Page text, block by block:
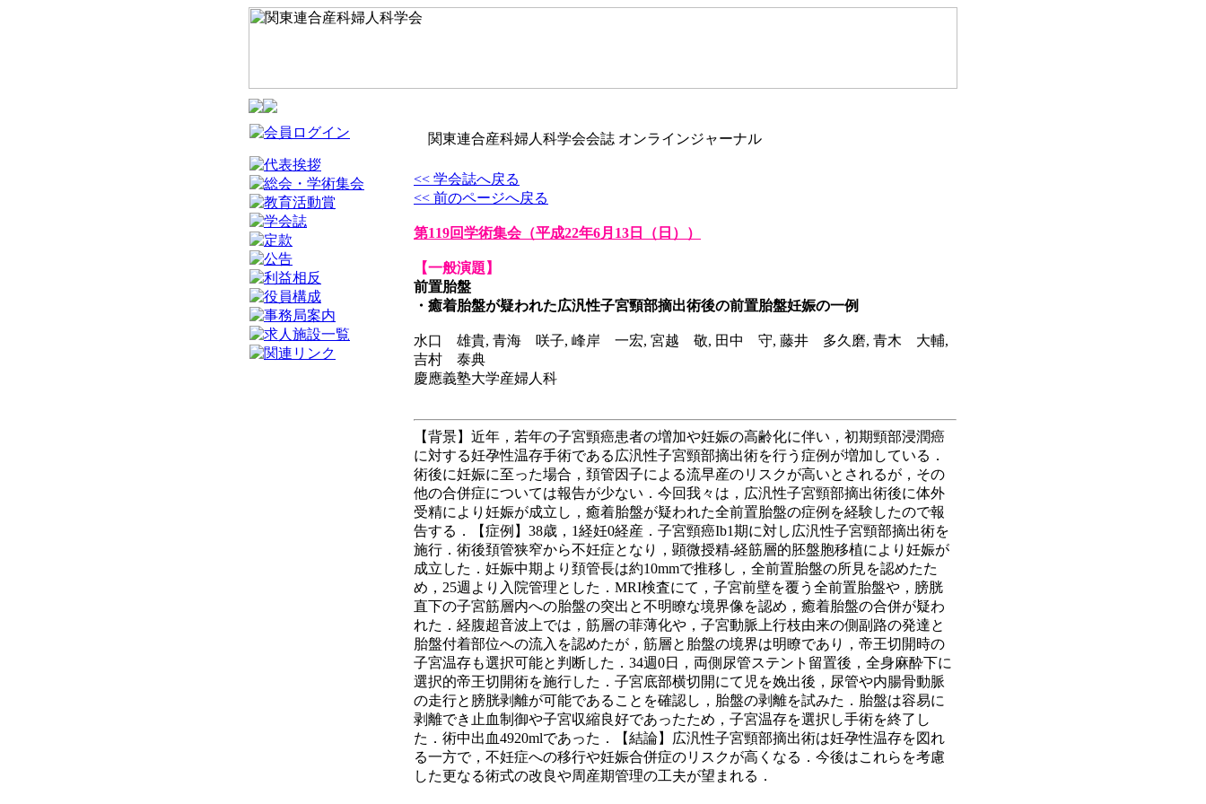
関東連合産科婦人科学会会誌 オンラインジャーナル
<< 学会誌へ戻る
<< 前のページへ戻る
第119回学術集会（平成22年6月13日（日））
【一般演題】
前置胎盤
・癒着胎盤が疑われた広汎性子宮頸部摘出術後の前置胎盤妊娠の一例
水口 雄貴, 青海 咲子, 峰岸 一宏, 宮越 敬, 田中 守, 藤井 多久磨, 青木 大輔,
吉村 泰典
慶應義塾大学産婦人科
【背景】近年，若年の子宮頸癌患者の増加や妊娠の高齢化に伴い，初期頸部浸潤癌
に対する妊孕性温存手術である広汎性子宮頸部摘出術を行う症例が増加している．
術後に妊娠に至った場合，頚管因子による流早産のリスクが高いとされるが，その
他の合併症については報告が少ない．今回我々は，広汎性子宮頸部摘出術後に体外
受精により妊娠が成立し，癒着胎盤が疑われた全前置胎盤の症例を経験したので報
告する．【症例】38歳，1経妊0経産．子宮頸癌Ib1期に対し広汎性子宮頸部摘出術を
施行．術後頚管狭窄から不妊症となり，顕微授精-経筋層的胚盤胞移植により妊娠が
成立した．妊娠中期より頚管長は約10mmで推移し，全前置胎盤の所見を認めたた
め，25週より入院管理とした．MRI検査にて，子宮前壁を覆う全前置胎盤や，膀胱
直下の子宮筋層内への胎盤の突出と不明瞭な境界像を認め，癒着胎盤の合併が疑わ
れた．経腹超音波上では，筋層の菲薄化や，子宮動脈上行枝由来の側副路の発達と
胎盤付着部位への流入を認めたが，筋層と胎盤の境界は明瞭であり，帝王切開時の
子宮温存も選択可能と判断した．34週0日，両側尿管ステント留置後，全身麻酔下に
選択的帝王切開術を施行した．子宮底部横切開にて児を娩出後，尿管や内腸骨動脈
の走行と膀胱剥離が可能であることを確認し，胎盤の剥離を試みた．胎盤は容易に
剥離でき止血制御や子宮収縮良好であったため，子宮温存を選択し手術を終了し
た．術中出血4920mlであった．【結論】広汎性子宮頸部摘出術は妊孕性温存を図れ
る一方で，不妊症への移行や妊娠合併症のリスクが高くなる．今後はこれらを考慮
した更なる術式の改良や周産期管理の工夫が望まれる．